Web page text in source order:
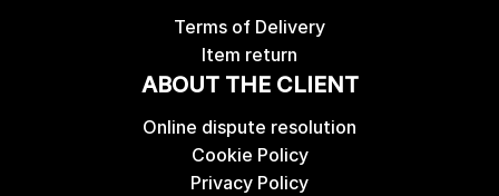
Terms of Delivery
Item return
ABOUT THE CLIENT
Online dispute resolution
Cookie Policy
Privacy Policy